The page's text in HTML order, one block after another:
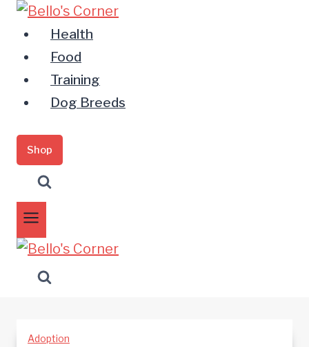
Zum
Inhalt
springen
Health
Food
Training
Dog Breeds
Shop
Adoption